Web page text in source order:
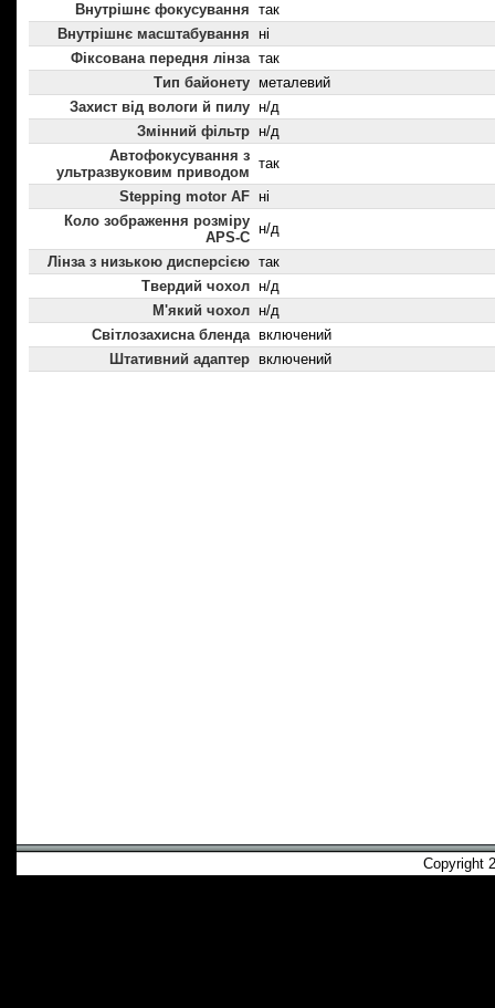
Внутрішнє фокусування так
Внутрішнє масштабування
ні
Фіксована передня лінза так
Тип байонету металевий
Захист від вологи й пилу н/д
Змінний фільтр н/д
Автофокусування з
ультразвуковим приводом
так
Stepping motor AF ні
Коло зображення розміру
APS-C
н/д
Лінза з низькою дисперсією так
Твердий чохол н/д
М'який чохол н/д
Світлозахисна бленда включений
Штативний адаптер включений
Copyright